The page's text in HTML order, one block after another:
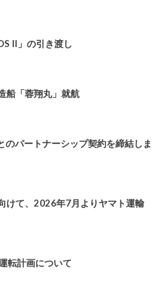
II」の引き渡し
船「蓉翔丸」就航
のパートナーシップ契約を締結しま
けて、2026年7月よりヤマト運輸
転計画について